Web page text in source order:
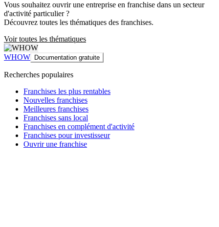
Vous souhaitez ouvrir une entreprise en franchise dans un secteur
d'activité particulier ?
Découvrez toutes les thématiques des franchises.
Voir toutes les thématiques
WHOW Documentation gratuite
Recherches populaires
Franchises les plus rentables
Nouvelles franchises
Meilleures franchises
Franchises sans local
Franchises en complément d'activité
Franchises pour investisseur
Ouvrir une franchise